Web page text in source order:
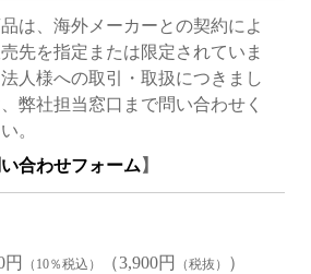
は、海外メーカーとの契約によ
先を指定または限定されていま
人様への取引・取扱につきまし
弊社担当窓口まで問い合わせく
。
合わせフォーム 】
円 （10％税込） （3,900円 （税抜） ）